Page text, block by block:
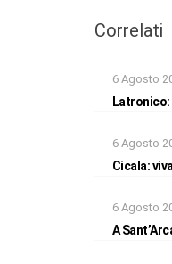
Correlati
6 Agosto
6 Agosto
Cicala:
6 Agosto
A